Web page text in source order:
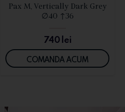
VEZI DETALII
Pax M, Vertically Dark Grey
∅40 ↑36
740 lei
COMANDA ACUM